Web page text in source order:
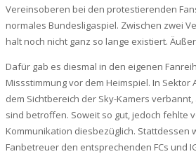
Vereinsoberen bei den protestierenden
normales Bundesligaspiel. Zwischen zwei
halt noch nicht ganz so lange existiert.
Dafür gab es diesmal in den eigenen
Missstimmung vor dem Heimspiel. In Sektor
dem Sichtbereich der Sky-Kamers
sind betroffen. Soweit so gut, jedoch fehlte
Kommunikation diesbezüglich. Stattdessen
Fanbetreuer den entsprechenden FCs und